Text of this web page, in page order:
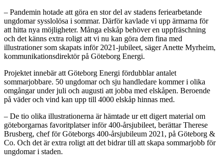
– Pandemin hotade att göra en stor del av stadens feriearbetande
ungdomar sysslolösa i sommar. Därför kavlade vi upp ärmarna för
att hitta nya möjligheter. Många elskåp behöver en uppfräschning
och det känns extra roligt att vi nu kan göra dem fina med
illustrationer som skapats inför 2021-jubileet, säger Anette Myrheim,
kommunikationsdirektör på Göteborg Energi.
Projektet innebär att Göteborg Energi fördubblar antalet
sommarjobbare. 50 ungdomar och sju handledare kommer i olika
omgångar under juli och augusti att jobba med elskåpen. Beroende
på väder och vind kan upp till 4000 elskåp hinnas med.
– De tio olika illustrationerna är hämtade ur ett digert material om
göteborgarnas favoritplatser inför 400-årsjubileet, berättar Therese
Brusberg, chef för Göteborgs 400-årsjubileum 2021, på Göteborg &
Co. Och det är extra roligt att det bidrar till att skapa sommarjobb för
ungdomar i staden.